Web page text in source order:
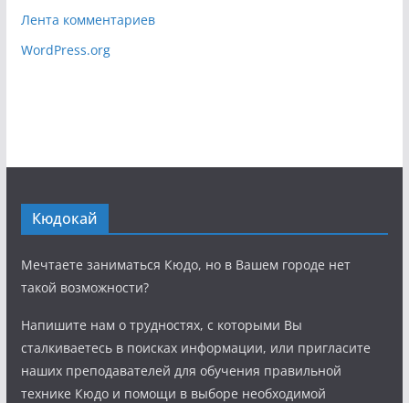
Лента комментариев
WordPress.org
Кюдокай
Мечтаете заниматься Кюдо, но в Вашем городе нет
такой возможности?
Напишите нам о трудностях, с которыми Вы
сталкиваетесь в поисках информации, или пригласите
наших преподавателей для обучения правильной
технике Кюдо и помощи в выборе необходимой